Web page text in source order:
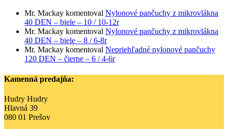
Mr. Mackay komentoval Nylonové pančuchy z mikrovlákna
40 DEN – biele – 10 / 10-12r
Mr. Mackay komentoval Nylonové pančuchy z mikrovlákna
40 DEN – biele – 8 / 6-8r
Mr. Mackay komentoval Nepriehľadné nylonové pančuchy
120 DEN – čierne – 6 / 4-6r
Kamenná predajňa:
Hudry Hudry
Hlavná 39
080 01 Prešov